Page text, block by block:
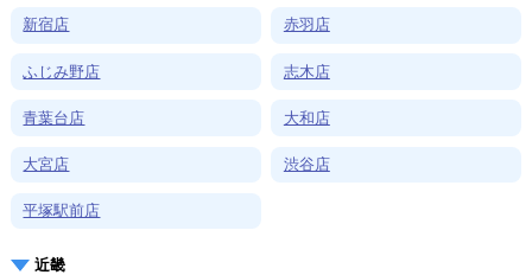
新宿店 赤羽店
ふじみ野店 志木店
青葉台店 大和店
大宮店 渋谷店
平塚駅前店
近畿